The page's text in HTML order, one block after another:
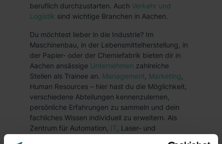
beruflich durchzustarten. Auch Verkehr und
Logistik sind wichtige Branchen in Aachen.
Du möchtest lieber in die Industrie? Im
Maschinenbau, in der Lebensmittelherstellung, in
der Papier- oder der Chemiefabrik bieten dir in
Aachen ansässige Unternehmen zahlreiche
Stellen als Trainee an. Management Marketing
Human Resources – hier hast du die Möglichkeit,
verschiedene Abteilungen kennenzulernen,
persönliche Erfahrungen zu sammeln und dein
fachliches Wissen individuell zu erweitern. Als
Zentrum für Automation, IT , Laser- und